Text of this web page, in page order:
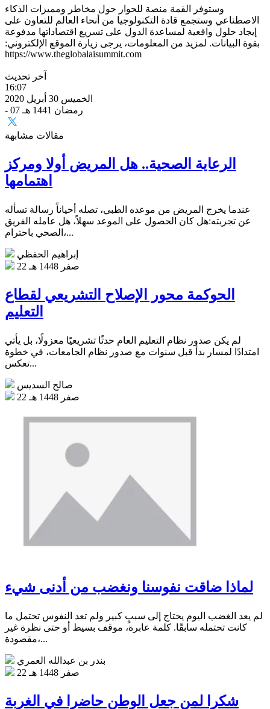
وستوفر القمة منصة للحوار حول مخاطر ومميزات الذكاء
الاصطناعي وستجمع قادة التكنولوجيا من أنحاء العالم للتعاون على
إيجاد حلول واقعية لمساعدة الدول على تسريع اقتصاداتها مدفوعة
بقوة البيانات. لمزيد من المعلومات، يرجى زيارة الموقع الإلكتروني:
https://www.theglobalaisummit.com
آخر تحديث
16:07
الخميس 30 أبريل 2020
- 07 رمضان 1441 هـ
مقالات مشابهة
الرعاية الصحية.. هل المريض أولا ومركز
اهتمامها
عندما يخرج المريض من موعده الطبي، تصله أحياناً رسالة تسأله
عن تجربته:هل كان الحصول على الموعد سهلاً، هل عامله الفريق
الصحي باحترام،...
إبراهيم الحفظي
22 صفر 1448 هـ
الحوكمة محور الإصلاح التشريعي لقطاع
التعليم
لم يكن صدور نظام التعليم العام حدثًا تشريعيًا معزولًا، بل يأتي
امتدادًا لمسار بدأ قبل سنوات مع صدور نظام الجامعات، في خطوة
تعكس...
صالح السديس
22 صفر 1448 هـ
لماذا ضاقت نفوسنا ونغضب من أدنى شيء
لم يعد الغضب اليوم يحتاج إلى سببٍ كبير ولم تعد النفوس تحتمل ما
كانت تحتمله سابقًا. كلمة عابرة، موقف بسيط أو حتى نظرة غير
مقصودة،...
بندر بن عبدالله العمري
22 صفر 1448 هـ
شكرا لمن جعل الوطن حاضرا في الغربة